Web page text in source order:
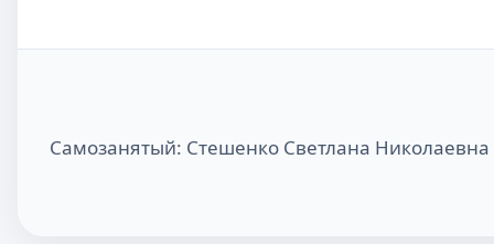
Самозанятый: Стешенко Светлана